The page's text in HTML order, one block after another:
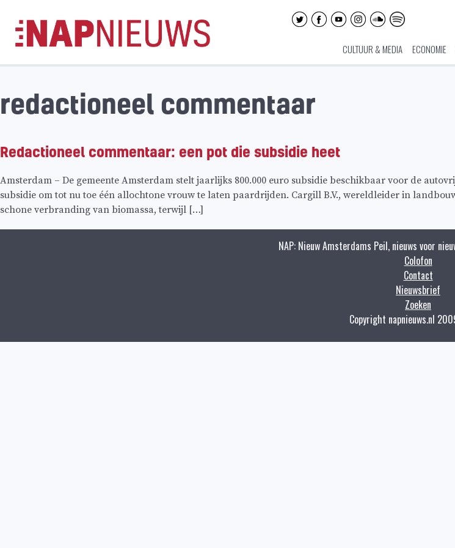
naar
inhoud
CULTUUR & MEDIA ECONOMIE
redactioneel commentaar
Redactioneel commentaar: een pot die subsidie heet
Amsterdam – De gemeente Amsterdam stelt jaarlijks 800.000 euro subsidie beschikbaar voor de
subsidie om tot nu toe één allochtone vrouw te laten paardrijden. Cargill B.V., wereldleider in
schone verbranding van biomassa, terwijl […]
NAP: Nieuw Amsterdams Peil, nieuws voor
Colofon
Contact
Nieuwsbrief
Zoeken
Copyright napnieuws.nl